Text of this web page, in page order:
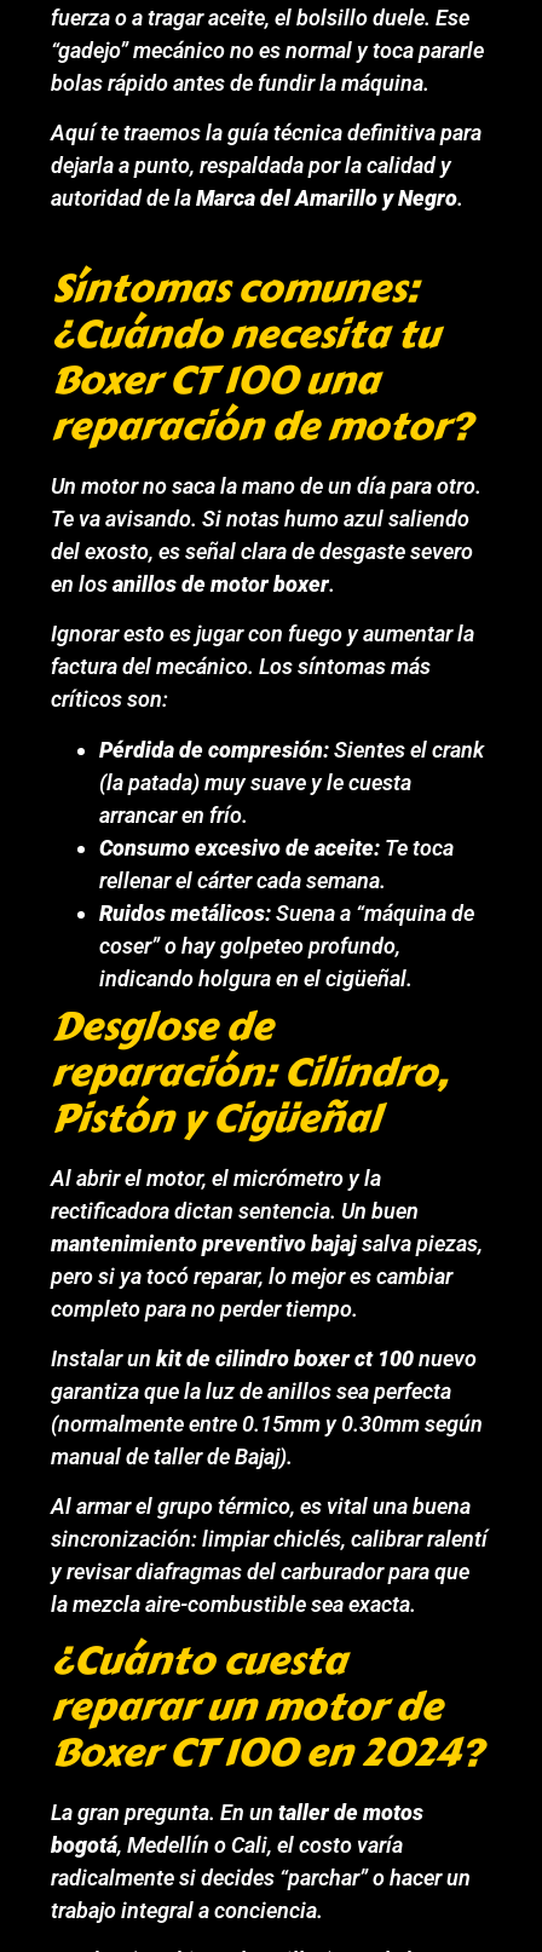
fuerza o a tragar aceite, el bolsillo duele. Ese
“gadejo” mecánico no es normal y toca pararle
bolas rápido antes de fundir la máquina.
Aquí te traemos la guía técnica definitiva para
dejarla a punto, respaldada por la calidad y
autoridad de laMarca del Amarillo y Negro.
Síntomas comunes:
¿Cuándo necesita tu
Boxer CT 100 una
reparación de motor?
Un motor no saca la mano de un día para otro.
Te va avisando. Si notas humo azul saliendo
del exosto, es señal clara de desgaste severo
en losanillos de motor boxer.
Ignorar esto es jugar con fuego y aumentar la
factura del mecánico. Los síntomas más
críticos son:
Pérdida de compresión:Sientes el crank
(la patada) muy suave y le cuesta
arrancar en frío.
Consumo excesivo de aceite: Te toca
rellenar el cárter cada semana.
Ruidos metálicos:Suena a “máquina de
coser” o hay golpeteo profundo,
indicando holgura en el cigüeñal.
Desglose de
reparación: Cilindro,
Pistón y Cigüeñal
Al abrir el motor, el micrómetro y la
rectificadora dictan sentencia. Un buen
mantenimiento preventivo bajajsalva piezas,
pero si ya tocó reparar, lo mejor es cambiar
completo para no perder tiempo.
Instalar unkit de cilindro boxer ct 100nuevo
garantiza que la luz de anillos sea perfecta
(normalmente entre 0.15mm y 0.30mm según
manual de taller de Bajaj).
Al armar el grupo térmico, es vital una buena
sincronización: limpiar chiclés, calibrar ralentí
y revisar diafragmas del carburador para que
la mezcla aire-combustible sea exacta.
¿Cuánto cuesta
reparar un motor de
Boxer CT 100 en 2024?
La gran pregunta. En untaller de motos
bogotá, Medellín o Cali, el costo varía
radicalmente si decides “parchar” o hacer un
trabajo integral a conciencia.